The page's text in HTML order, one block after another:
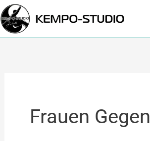
Zum
Inhalt
springen
Frauen Gegen